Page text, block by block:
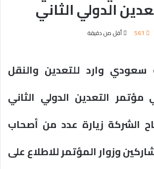
الدولي الثاني
561 أقل من دقيقة
وارد للتعدين والنقل
التعدين الدولي الثاني
الشركة زيارة عدد من أصحاب
وزوار المؤتمر للاطلاع على